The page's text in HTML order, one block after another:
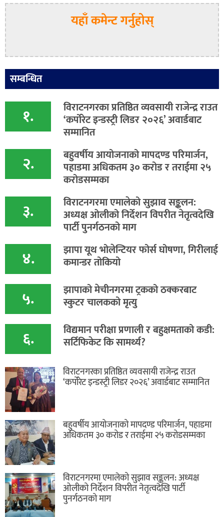
यहाँ कमेन्ट गर्नुहोस्
सम्बन्धित
१. विराटनगरका प्रतिष्ठित व्यवसायी राजेन्द्र राउत
‘कर्पोरेट इन्डस्ट्री लिडर २०२६’ अवार्डबाट
सम्मानित
२. बहुवर्षीय आयोजनाको मापदण्ड परिमार्जन,
पहाडमा अधिकतम ३० करोड र तराईमा २५
करोडसम्मका
३. विराटनगरमा एमालेको सुझाव सङ्कलन:
अध्यक्ष ओलीको निर्देशन विपरीत नेतृत्वदेखि
पार्टी पुनर्गठनको माग
४. झापा यूथ भोलेन्टियर फोर्स घोषणा, गिरीलाई
कमान्डर तोकियो
५. ​झापाको मेचीनगरमा ट्रकको ठक्करबाट
स्कुटर चालकको मृत्यु
६. विद्यमान परीक्षा प्रणाली र बहुक्षमताको कडी:
सर्टिफिकेट कि सामर्थ्य?
विराटनगरका प्रतिष्ठित व्यवसायी राजेन्द्र राउत
‘कर्पोरेट इन्डस्ट्री लिडर २०२६’ अवार्डबाट सम्मानित
बहुवर्षीय आयोजनाको मापदण्ड परिमार्जन, पहाडमा
अधिकतम ३० करोड र तराईमा २५ करोडसम्मका
विराटनगरमा एमालेको सुझाव सङ्कलन: अध्यक्ष
ओलीको निर्देशन विपरीत नेतृत्वदेखि पार्टी
पुनर्गठनको माग